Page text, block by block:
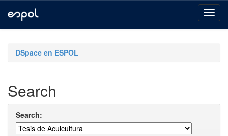
navigationDSpace en ESPOL
Search
Search: